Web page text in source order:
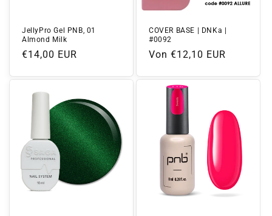
JellyPro Gel PNB, 01
Almond Milk
Normaler
€14,00 EUR
COVER BASE | DNKa |
#0092
Normaler
Von €12,10 EUR